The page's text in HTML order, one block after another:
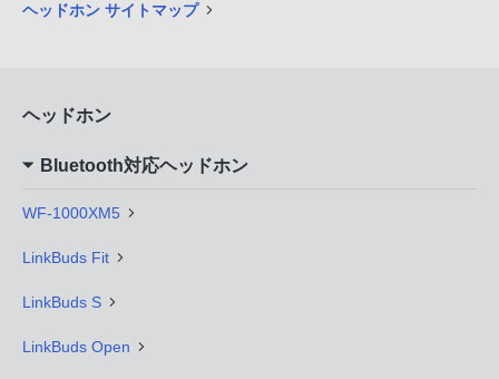
ヘッドホン サイトマップ
ヘッドホン
Bluetooth対応ヘッドホン
WF-1000XM5
LinkBuds Fit
LinkBuds S
LinkBuds Open